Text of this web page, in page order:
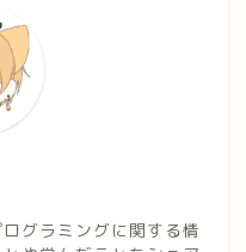
グラミングに関する情